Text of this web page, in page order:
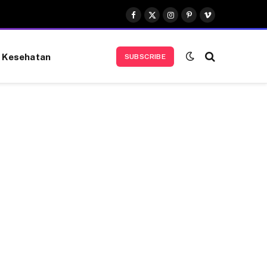
Facebook
X
(Twitter)
Instagram
Pinterest
Vimeo
Kesehatan SUBSCRIBE